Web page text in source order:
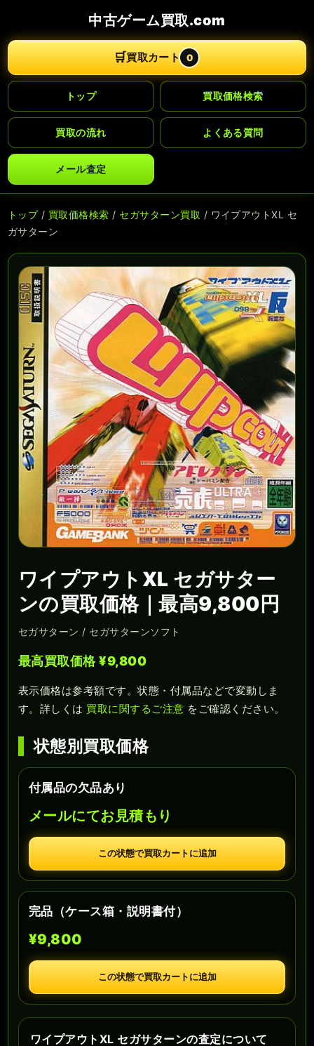
中古ゲーム買取.com
🛒買取カート 0
トップ 買取価格検索
買取の流れ よくある質問
メール査定
トップ/ 買取価格検索 / セガサターン買取 / ワイプアウトXL セ
ガサターン
ワイプアウトXL セガサター
ンの買取価格｜最高9,800円
セガサターン / セガサターンソフト
最高買取価格 ¥9,800
表示価格は参考額です。状態・付属品などで変動しま
す。詳しくは 買取に関するご注意 をご確認ください。
状態別買取価格
付属品の欠品あり
メールにてお見積もり
この状態で買取カートに追加
完品（ケース箱・説明書付）
¥9,800
この状態で買取カートに追加
ワイプアウトXL セガサターンの査定について